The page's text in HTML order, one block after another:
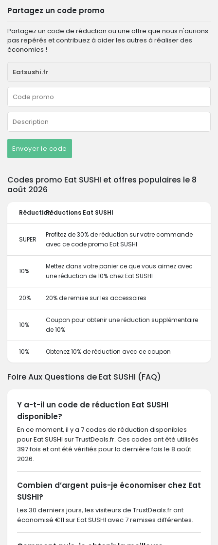
Partagez un code promo
Partagez un code de réduction ou une offre que nous n'aurions
pas repérés et contribuez à aider les autres à réaliser des
économies !
Envoyer le code
Codes promo Eat SUSHI et offres populaires le 8
août 2026
RéductionRéductions Eat SUSHI
SUPER
Profitez de 30% de réduction sur votre commande
avec ce code promo Eat SUSHI
10%
Mettez dans votre panier ce que vous aimez avec
une réduction de 10% chez Eat SUSHI
20% 20% de remise sur les accessoires
10%
Coupon pour obtenir une réduction supplémentaire
de 10%
10% Obtenez 10% de réduction avec ce coupon
Foire Aux Questions de Eat SUSHI (FAQ)
Y a-t-il un code de réduction Eat SUSHI
disponible?
En ce moment, il y a 7 codes de réduction disponibles
pour Eat SUSHI sur TrustDeals.fr. Ces codes ont été utilisés
397 fois et ont été vérifiés pour la dernière fois le 8 août
2026.
Combien d’argent puis-je économiser chez Eat
SUSHI?
Les 30 derniers jours, les visiteurs de TrustDeals.fr ont
économisé €11 sur Eat SUSHI avec 7 remises différentes.